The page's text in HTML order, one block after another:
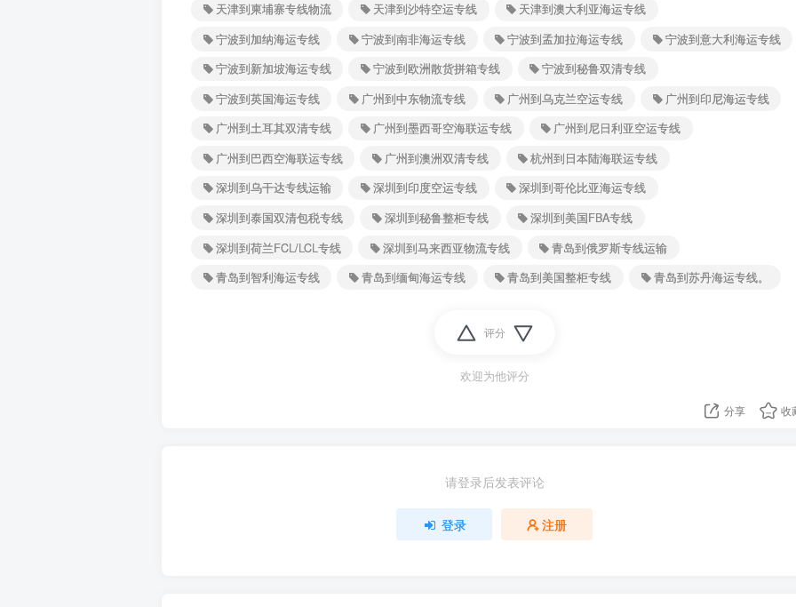
天津到柬埔寨专线物流
天津到沙特空运专线
天津到澳大利亚海运专线
宁波到加纳海运专线
宁波到南非海运专线 宁波到孟加拉海运专线
宁波到意大利海运专线
宁波到新加坡海运专线
宁波到欧洲散货拼箱专线
宁波到秘鲁双清专线
宁波到英国海运专线
广州到中东物流专线 广州到乌克兰空运专线
广州到印尼海运专线
广州到土耳其双清专线
广州到墨西哥空海联运专线
广州到尼日利亚空运专线
广州到巴西空海联运专线
广州到澳洲双清专线
杭州到日本陆海联运专线
深圳到乌干达专线运输
深圳到印度空运专线
深圳到哥伦比亚海运专线
深圳到泰国双清包税专线
深圳到秘鲁整柜专线
深圳到美国FBA专线
深圳到荷兰FCL/LCL专线
深圳到马来西亚物流专线
青岛到俄罗斯专线运输
青岛到智利海运专线
青岛到缅甸海运专线 青岛到美国整柜专线 青岛到苏丹海运专线。
评分
欢迎为他评分
分享 收
请登录后发表评论
登录 注册